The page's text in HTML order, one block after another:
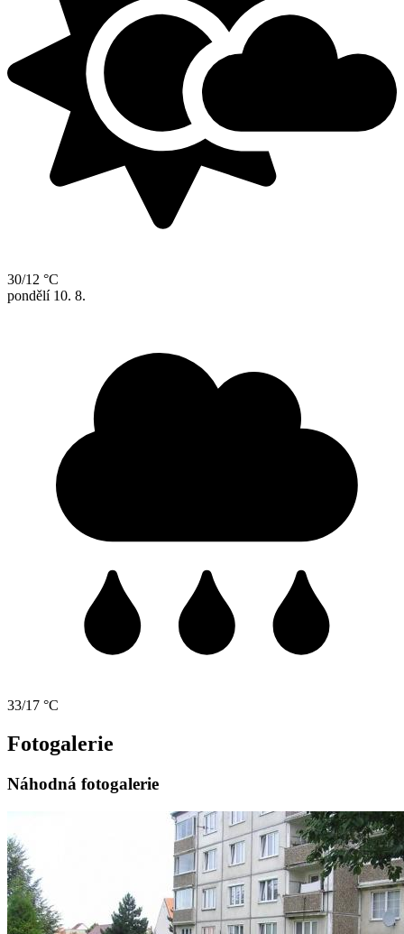
30/12 °C
pondělí 10. 8.
33/17 °C
Fotogalerie
Náhodná fotogalerie